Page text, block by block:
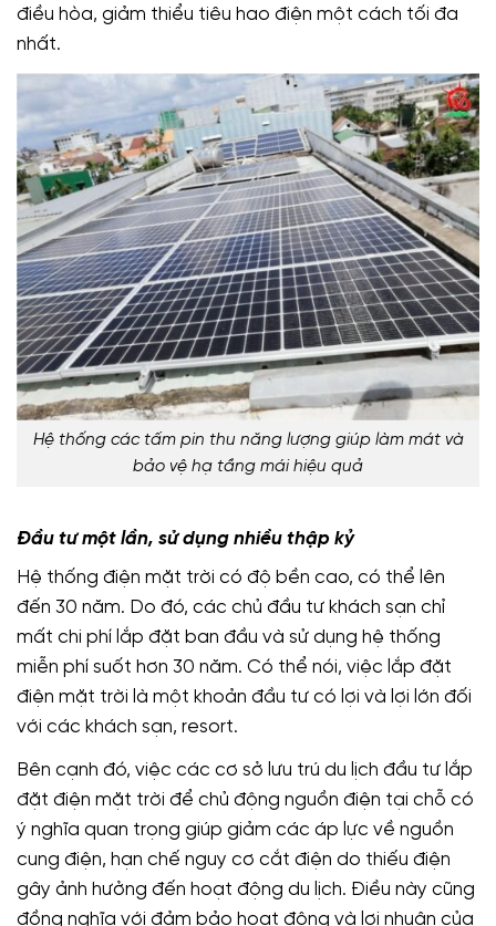
điều hòa, giảm thiểu tiêu hao điện một cách tối đa
nhất.
Hệ thống các tấm pin thu năng lượng giúp làm mát và
bảo vệ hạ tầng mái hiệu quả
Đầu tư một lần, sử dụng nhiều thập kỷ
Hệ thống điện mặt trời có độ bền cao, có thể lên
đến 30 năm. Do đó, các chủ đầu tư khách sạn chỉ
mất chi phí lắp đặt ban đầu và sử dụng hệ thống
miễn phí suốt hơn 30 năm. Có thể nói, việc lắp đặt
điện mặt trời là một khoản đầu tư có lợi và lợi lớn đối
với các khách sạn, resort.
Bên cạnh đó, việc các cơ sở lưu trú du lịch đầu tư lắp
đặt điện mặt trời để chủ động nguồn điện tại chỗ có
ý nghĩa quan trọng giúp giảm các áp lực về nguồn
cung điện, hạn chế nguy cơ cắt điện do thiếu điện
gây ảnh hưởng đến hoạt động du lịch. Điều này cũng
đồng nghĩa với đảm bảo hoạt động và lợi nhuận của